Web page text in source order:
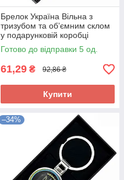
Брелок Україна Вільна з
тризубом та обʼємним склом
у подарунковій коробці
Готово до відправки 5 од.
61,29 ₴ 92,86 ₴
Купити
–34%